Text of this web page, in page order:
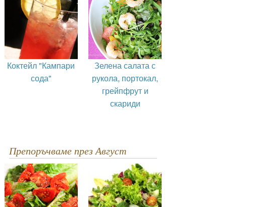
Коктейл "Кампари
сода"
Зелена салата с
рукола, портокал,
грейпфрут и
скариди
Препоръчваме през Август